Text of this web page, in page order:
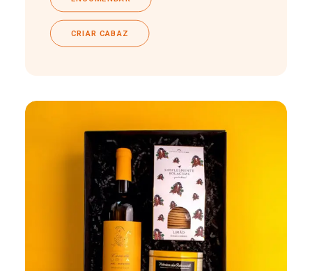
CRIAR CABAZ